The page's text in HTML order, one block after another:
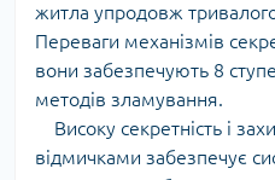
житла упродовж тривалого
Переваги механізмів
вони забезпечують 8
методів зламування.
Високу секретність і
відмичками забезпечує